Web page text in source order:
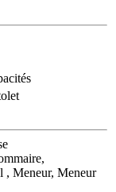
, Meneur, Meneur